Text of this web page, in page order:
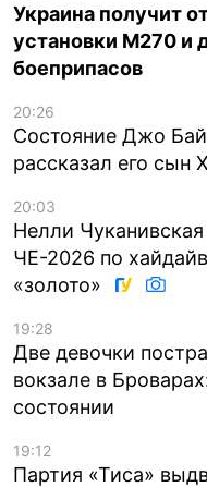
Украина получит
установки M270 и
боеприпасов
20:26
Состояние Джо
рассказал его сын
20:03
Нелли
ЧЕ-2026 по
«золото»
19:28
Две девочки
вокзале в
состоянии
19:12
Партия «Тиса»